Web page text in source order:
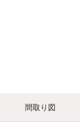
間取り図